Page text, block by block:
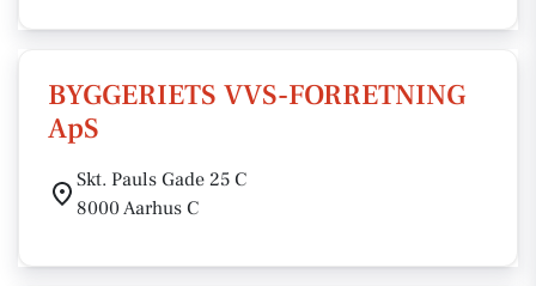
BYGGERIETS VVS-FORRETNING
ApS
Skt. Pauls Gade 25 C
8000 Aarhus C